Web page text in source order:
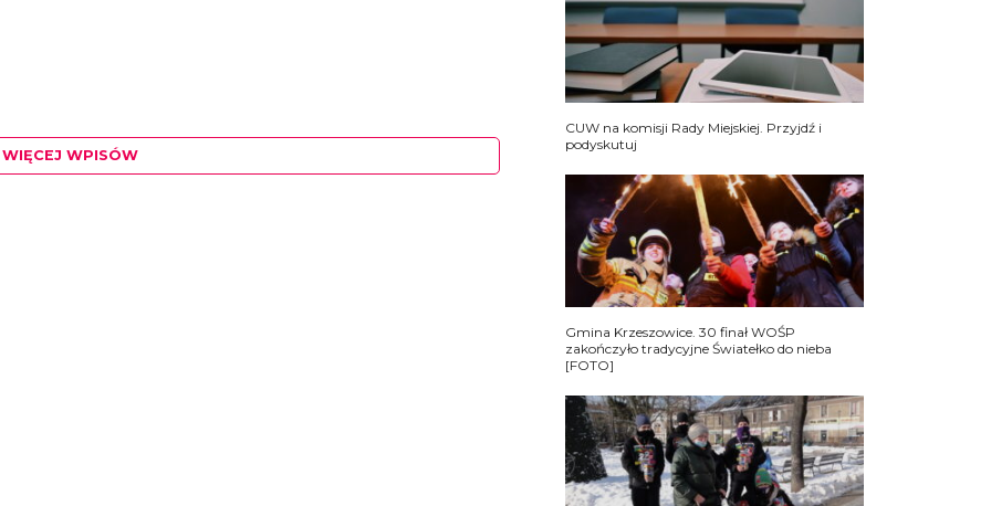
WIĘCEJ WPISÓW
CUW na komisji Rady Miejskiej. Przyjdź i
podyskutuj
Gmina Krzeszowice. 30 finał WOŚP
zakończyło tradycyjne Światełko do nieba
[FOTO]